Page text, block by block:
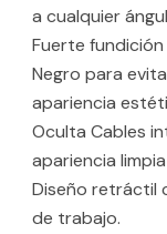
a cualquier
Fuerte
Negro para
apariencia
Oculta Cables
apariencia
Diseño retráctil
de trabajo.